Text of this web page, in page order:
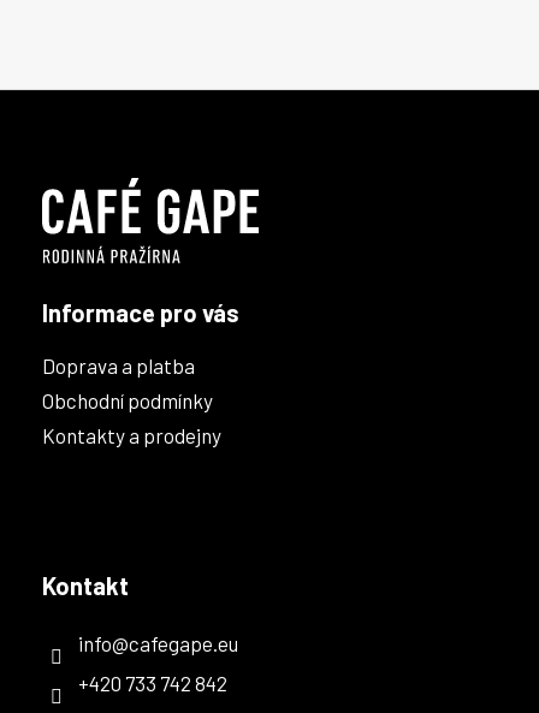
Informace pro vás
Doprava a platba
Obchodní podmínky
Kontakty a prodejny
Kontakt
info@cafegape.eu
+420 733 742 842